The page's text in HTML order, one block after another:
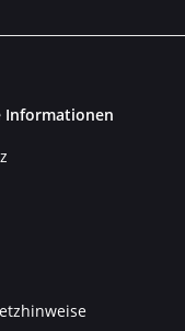
Informationen